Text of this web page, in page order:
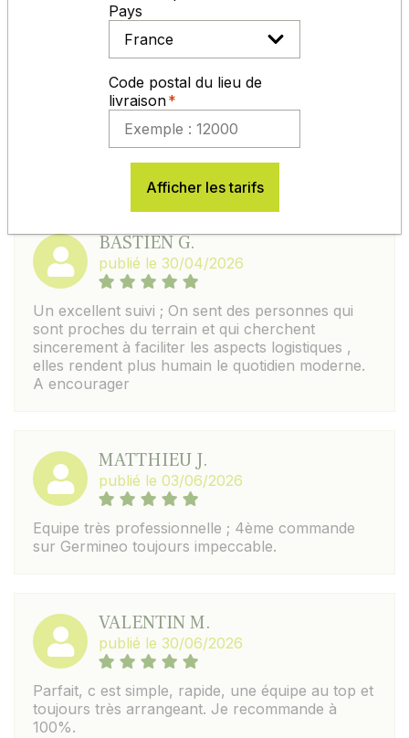
AVIS
EXCELLENT : 4,7/5
SUR LA BASE DE292 AVIS
BASTIEN G.
publié le 30/04/2026
Un excellent suivi ; On sent des personnes qui
sont proches du terrain et qui cherchent
sincerement à faciliter les aspects logistiques ,
elles rendent plus humain le quotidien moderne.
A encourager
MATTHIEU J.
publié le 03/06/2026
Equipe très professionnelle ; 4ème commande
sur Germineo toujours impeccable.
VALENTIN M.
publié le 30/06/2026
Parfait, c est simple, rapide, une équipe au top et
toujours très arrangeant. Je recommande à
100%.
Pays
Code postal du lieu de
livraison
Afficher les tarifs